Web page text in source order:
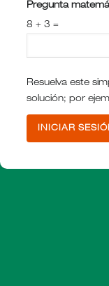
Pregunta
8 + 3 =
Resuelva este
solución; por